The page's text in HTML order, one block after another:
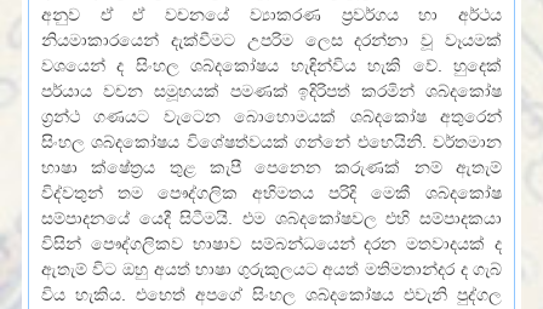
අනුව ඒ ඒ වචනයේ ව්‍යාකරණ ප්‍රවර්ගය හා අර්ථය
නියමාකාරයෙන් දැක්වීමට උපරිම ලෙස දරන්නා වූ වෑයමක්
වශයෙන් ද සිංහල ශබ්දකෝෂය හැඳින්විය හැකි වේ. හුදෙක්
පර්යාය වචන සමූහයක් පමණක් ඉදිරිපත් කරමින් ශබ්දකෝෂ
ග්‍රන්ථ ගණයට වැටෙන බොහොමයක් ශබ්දකෝෂ අතුරෙන්
සිංහල ශබ්දකෝෂය විශේෂත්වයක් ගන්නේ එභෙයිනි. වර්තමාන
භාෂා ක්ෂේත්‍රය තුළ කැපී පෙනෙන කරුණක් නම් ඇතැම්
විද්වතුන් තම පෞද්ගලික අභිමතය පරිදි මෙකී ශබ්දකෝෂ
සම්පාදනයේ යෙදී සිටීමයි. එම ශබ්දකෝෂවල එහි සම්පාදකයා
විසින් පෞද්ගලිකව භාෂාව සම්බන්ධයෙන් දරන මතවාදයක් ද
ඇතැම් විට ඔහු අයත් භාෂා ගුරුකුලයට අයත් මතිමතාන්දර ද ගැබ්
විය හැකිය. එභෙත් අපගේ සිංහල ශබ්දකෝෂය එවැනි පුද්ගල